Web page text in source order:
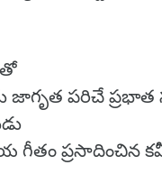
జాగృత పరిచే ప్రభాత
గీతం ప్రసాదించిన